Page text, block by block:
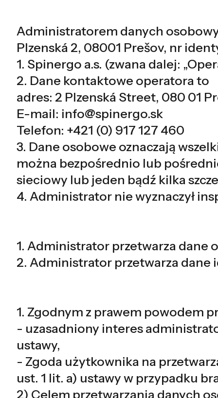
Administratorem danych
Plzenská 2, 08001 Prešov, nr
1. Spinergo a.s. (zwana dalej:
2. Dane kontaktowe operatora to
adres: 2 Plzenská Street, 080 01
E-mail: info@spinergo.sk
Telefon: +421 (0) 917 127 460
3. Dane osobowe oznaczają
można bezpośrednio lub
sieciowy lub jeden bądź kilka
4. Administrator nie wyznaczył
1. Administrator przetwarza dane
2. Administrator przetwarza
1. Zgodnym z prawem powodem
- uzasadniony interes
ustawy,
- Zgoda użytkownika na
ust. 1 lit. a) ustawy w przypadku
2) Celem przetwarzania danych